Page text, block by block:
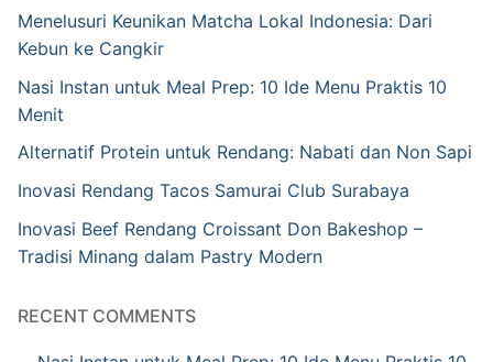
Menelusuri Keunikan Matcha Lokal Indonesia: Dari
Kebun ke Cangkir
Nasi Instan untuk Meal Prep: 10 Ide Menu Praktis 10
Menit
Alternatif Protein untuk Rendang: Nabati dan Non Sapi
Inovasi Rendang Tacos Samurai Club Surabaya
Inovasi Beef Rendang Croissant Don Bakeshop –
Tradisi Minang dalam Pastry Modern
RECENT COMMENTS